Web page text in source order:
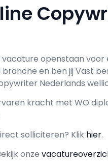
openstaan voor
en ben jij Vast
Nederlands
kracht met WO
irect solliciteren? Klik hier.
onze